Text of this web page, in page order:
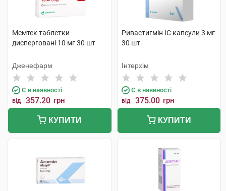
Мемтек таблетки
дисперговані 10 мг 30 шт
Дженефарм
Є в наявності
від 357.20 грн
КУПИТИ
Ривастигмін ІС капсули 3 мг
30 шт
Інтерхім
Є в наявності
від 375.00 грн
КУПИТИ